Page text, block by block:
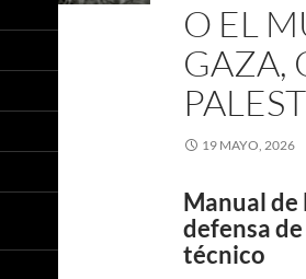
O EL
GAZA,
19 MAYO, 2026
Manual
defensa
técnico